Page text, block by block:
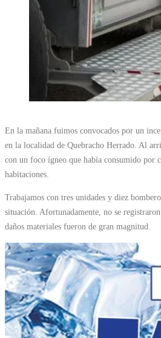
En la mañana fuimos convocados por un
en la localidad de Quebracho Herrado. Al
con un foco ígneo que había consumido por
habitaciones.
Trabajamos con tres unidades y diez
situación. Afortunadamente, no se
daños materiales fueron de gran magnitud.